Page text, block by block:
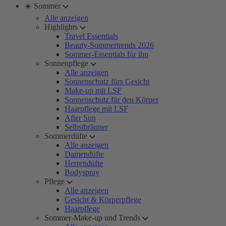
☀️ Sommer
Alle anzeigen
Highlights
Travel Essentials
Beauty-Sommertrends 2026
Sommer-Essentials für ihn
Sonnenpflege
Alle anzeigen
Sonnenschutz fürs Gesicht
Make-up mit LSF
Sonnenschutz für den Körper
Haarpflege mit LSF
After Sun
Selbstbräuner
Sommerdüfte
Alle anzeigen
Damendüfte
Herrendüfte
Bodyspray
Pflege
Alle anzeigen
Gesicht & Körperpflege
Haarpflege
Sommer-Make-up und Trends